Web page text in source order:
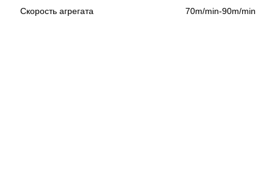
Скорость агрегата 70m/min-90m/min